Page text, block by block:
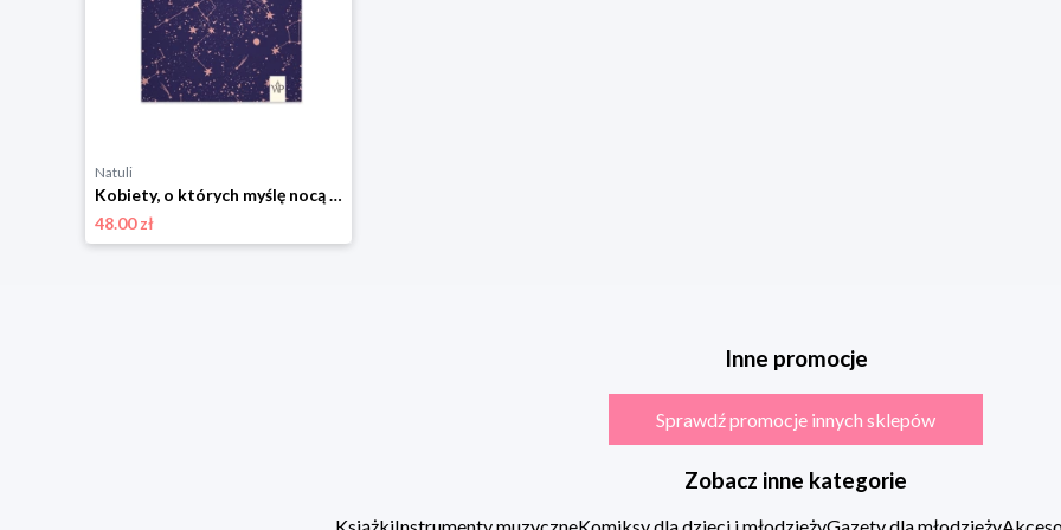
Natuli
Kobiety, o których myślę nocą Poznańskie
48.00 zł
Inne promocje
Sprawdź promocje innych sklepów
Zobacz inne kategorie